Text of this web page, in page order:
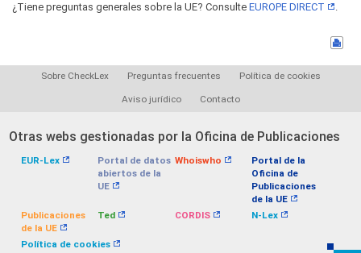
¿Tiene preguntas generales sobre la UE? Consulte EUROPE DIRECT .
Sobre CheckLex Preguntas frecuentes Política de cookies
Aviso jurídico Contacto
Otras webs gestionadas por la Oficina de Publicaciones
EUR-Lex
Portal de datos
abiertos de la
UE
Whoiswho
Portal de la
Oficina de
Publicaciones
de la UE
Publicaciones
de la UE
Ted CORDIS N-Lex
Política de cookies